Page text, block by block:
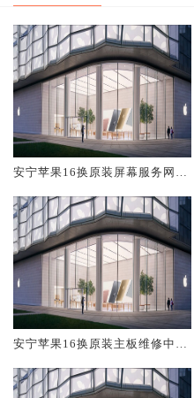
安宁苹果16换原装屏幕服务网点
安宁苹果16换原装主板维修中心